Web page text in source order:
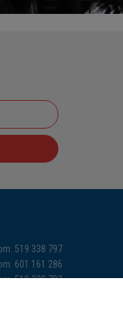
519 338 797
601 161 286
519 338 793